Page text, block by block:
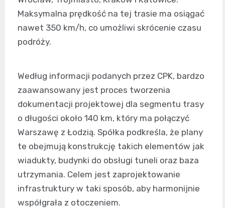
Maksymalna prędkość na tej trasie ma osiągać
nawet 350 km/h, co umożliwi skrócenie czasu
podróży.
Według informacji podanych przez CPK, bardzo
zaawansowany jest proces tworzenia
dokumentacji projektowej dla segmentu trasy
o długości około 140 km, który ma połączyć
Warszawę z Łodzią. Spółka podkreśla, że plany
te obejmują konstrukcję takich elementów jak
wiadukty, budynki do obsługi tuneli oraz baza
utrzymania. Celem jest zaprojektowanie
infrastruktury w taki sposób, aby harmonijnie
współgrała z otoczeniem.